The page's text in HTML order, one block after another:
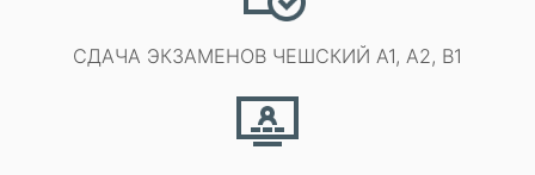
СДАЧА ЭКЗАМЕНОВ ЧЕШСКИЙ A1, A2, B1